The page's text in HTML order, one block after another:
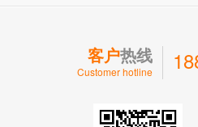
客户热线
Customer hotline